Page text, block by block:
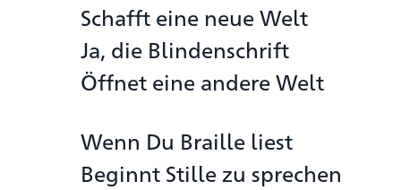
Schafft eine neue Welt
Ja, die Blindenschrift
Öffnet eine andere Welt
Wenn Du Braille liest
Beginnt Stille zu sprechen